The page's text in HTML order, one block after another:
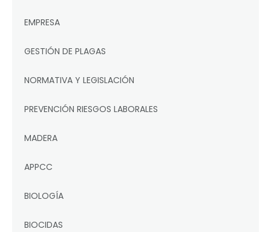
EMPRESA
GESTIÓN DE PLAGAS
NORMATIVA Y LEGISLACIÓN
PREVENCIÓN RIESGOS LABORALES
MADERA
APPCC
BIOLOGÍA
BIOCIDAS